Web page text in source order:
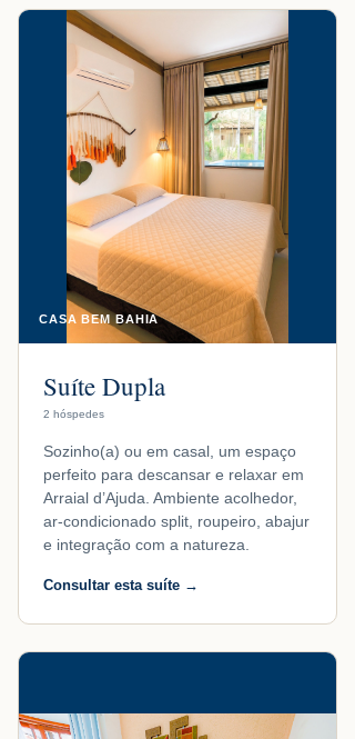
CASA BEM BAHIA
Suíte Dupla
2 hóspedes
Sozinho(a) ou em casal, um espaço
perfeito para descansar e relaxar em
Arraial d’Ajuda. Ambiente acolhedor,
ar-condicionado split, roupeiro, abajur
e integração com a natureza.
Consultar esta suíte →